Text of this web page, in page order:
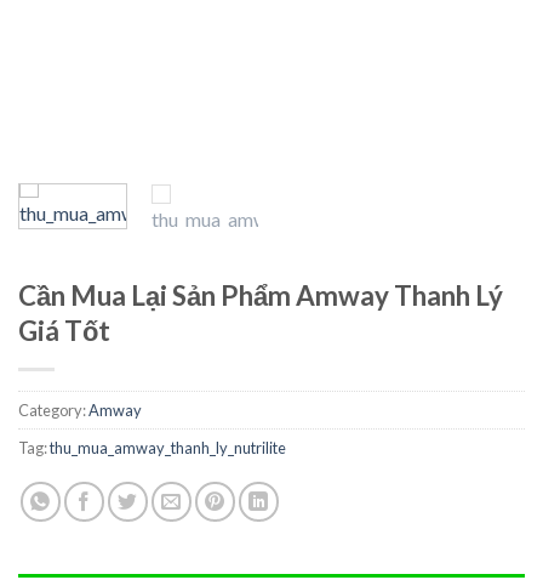
Cần Mua Lại Sản Phẩm Amway Thanh Lý
Giá Tốt
Category:Amway
Tag:thu_mua_amway_thanh_ly_nutrilite